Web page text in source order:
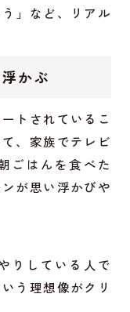
」など、リアル
かぶ
トされているこ
、家族でテレビ
ごはんを食べた
が思い浮かびや
りしている人で
う理想像がクリ